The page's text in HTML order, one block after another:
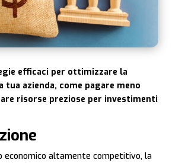
efficaci per ottimizzare la
tua azienda, come pagare meno
risorse preziose per investimenti
economico altamente competitivo, la